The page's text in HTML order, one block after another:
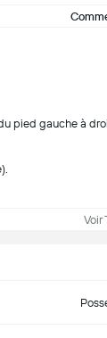
pied gauche à
Voir